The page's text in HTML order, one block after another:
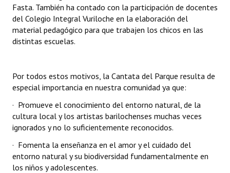
Fasta. También ha contado con la participación de docentes
del Colegio Integral Vuriloche en la elaboración del
material pedagógico para que trabajen los chicos en las
distintas escuelas.
Por todos estos motivos, la Cantata del Parque resulta de
especial importancia en nuestra comunidad ya que:
· Promueve el conocimiento del entorno natural, de la
cultura local y los artistas barilochenses muchas veces
ignorados y no lo suficientemente reconocidos.
· Fomenta la enseñanza en el amor y el cuidado del
entorno natural y su biodiversidad fundamentalmente en
los niños y adolescentes.